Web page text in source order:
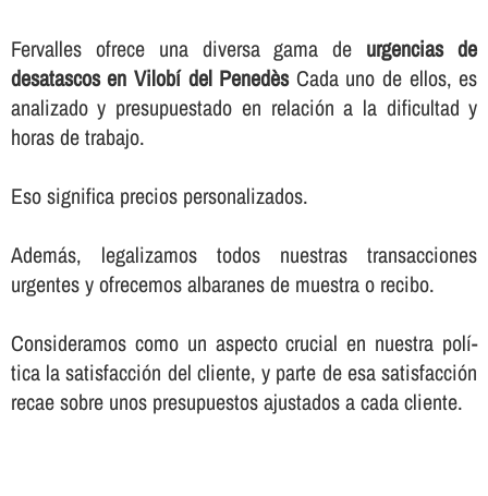
Fervalles ofrece una diversa gama de urgencias de
desatascos en Vilobí del PenedèsCada uno de ellos, es
analizado y presupuestado en relación a la dificultad y
horas de trabajo.
Eso significa precios personalizados.
Además, legalizamos todos nuestras transacciones
urgentes y ofrecemos albaranes de muestra o recibo.
Consideramos como un aspecto crucial en nuestra polí­
tica la satisfacción del cliente, y parte de esa satisfacción
recae sobre unos presupuestos ajustados a cada cliente.